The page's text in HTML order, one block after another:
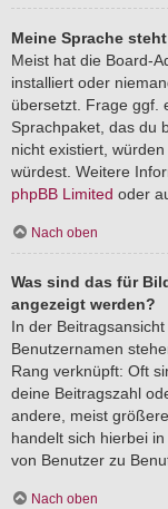
Meine Sprache
Meist hat die Board-
installiert oder
übersetzt. Frage ggf.
Sprachpaket, das du
nicht existiert,
würdest. Weitere
phpBB Limited oder
Nach oben
Was sind das für
angezeigt werden?
In der
Benutzernamen
Rang verknüpft: Oft
deine Beitragszahl
andere, meist
handelt sich hierbei
von Benutzer zu
Nach oben